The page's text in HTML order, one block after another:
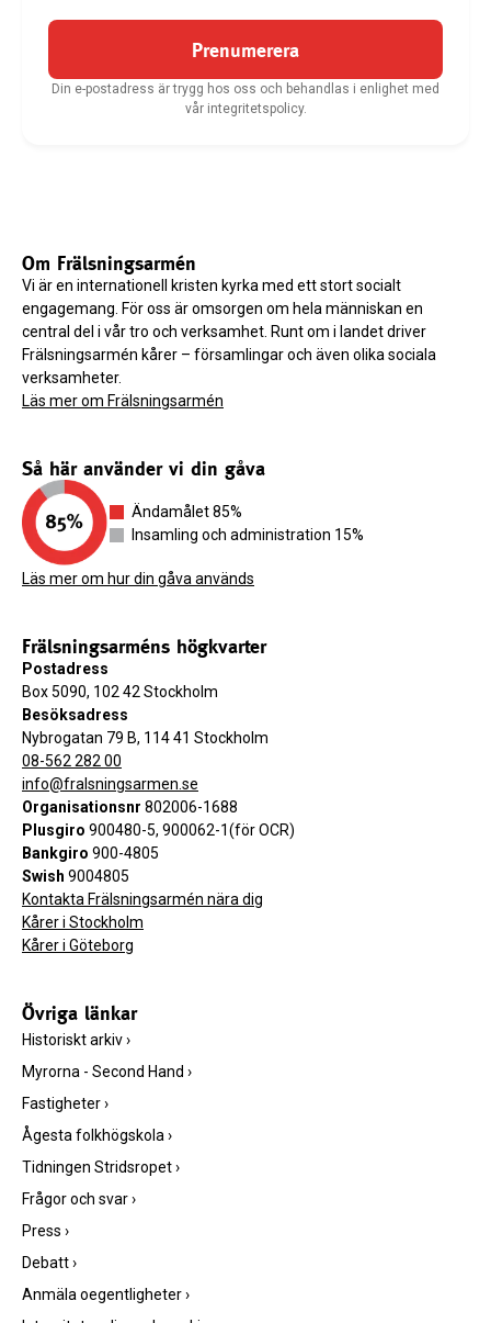
Prenumerera
Din e-postadress är trygg hos oss och behandlas i enlighet med
vår integritetspolicy.
Om Frälsningsarmén
Vi är en internationell kristen kyrka med ett stort socialt
engagemang. För oss är omsorgen om hela människan en
central del i vår tro och verksamhet. Runt om i landet driver
Frälsningsarmén kårer – församlingar och även olika sociala
verksamheter.
Läs mer om Frälsningsarmén
Så här använder vi din gåva
Ändamålet 85%
Insamling och administration 15%
Läs mer om hur din gåva används
Frälsningsarméns högkvarter
Postadress
Box 5090, 102 42 Stockholm
Besöksadress
Nybrogatan 79 B, 114 41 Stockholm
08-562 282 00
info@fralsningsarmen.se
Organisationsnr 802006-1688
Plusgiro 900480-5, 900062-1(för OCR)
Bankgiro 900-4805
Swish 9004805
Kontakta Frälsningsarmén nära dig
Kårer i Stockholm
Kårer i Göteborg
Övriga länkar
Historiskt arkiv›
Myrorna - Second Hand ›
Fastigheter›
Ågesta folkhögskola›
Tidningen Stridsropet›
Frågor och svar›
Press ›
Debatt›
Anmäla oegentligheter›